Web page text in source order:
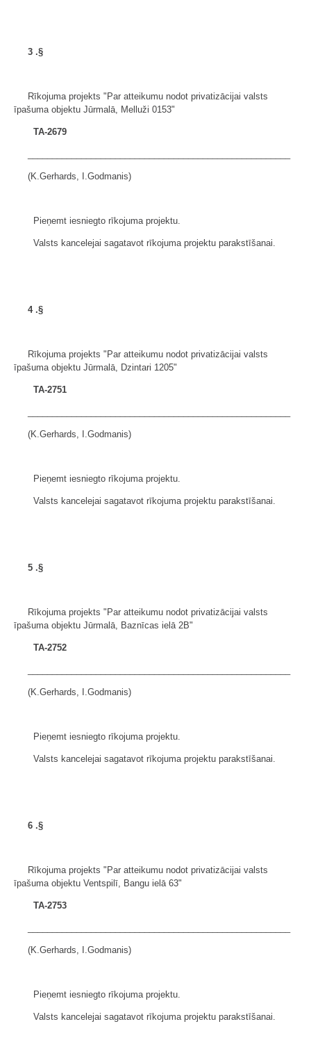
3 .§
Rīkojuma projekts "Par atteikumu nodot privatizācijai valsts
īpašuma objektu Jūrmalā, Melluži 0153"
TA-2679
(K.Gerhards, I.Godmanis)
Pieņemt iesniegto rīkojuma projektu.
Valsts kancelejai sagatavot rīkojuma projektu parakstīšanai.
4 .§
Rīkojuma projekts "Par atteikumu nodot privatizācijai valsts
īpašuma objektu Jūrmalā, Dzintari 1205"
TA-2751
(K.Gerhards, I.Godmanis)
Pieņemt iesniegto rīkojuma projektu.
Valsts kancelejai sagatavot rīkojuma projektu parakstīšanai.
5 .§
Rīkojuma projekts "Par atteikumu nodot privatizācijai valsts
īpašuma objektu Jūrmalā, Baznīcas ielā 2B"
TA-2752
(K.Gerhards, I.Godmanis)
Pieņemt iesniegto rīkojuma projektu.
Valsts kancelejai sagatavot rīkojuma projektu parakstīšanai.
6 .§
Rīkojuma projekts "Par atteikumu nodot privatizācijai valsts
īpašuma objektu Ventspilī, Bangu ielā 63"
TA-2753
(K.Gerhards, I.Godmanis)
Pieņemt iesniegto rīkojuma projektu.
Valsts kancelejai sagatavot rīkojuma projektu parakstīšanai.